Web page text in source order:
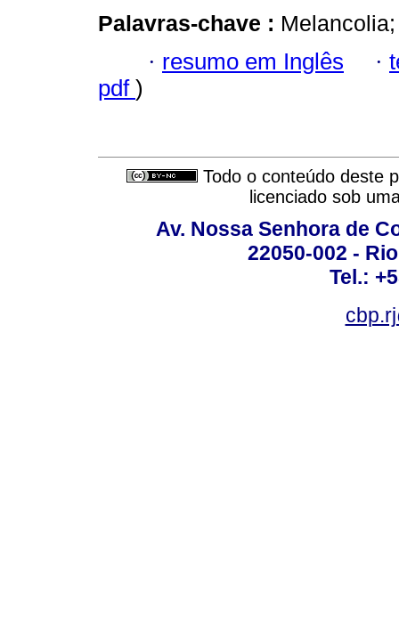
Palavras-chave :
· resumo em Inglês ·
pdf )
Todo o conteúdo deste
licenciado sob
Av. Nossa Senhora de
22050-002 -
Tel.: